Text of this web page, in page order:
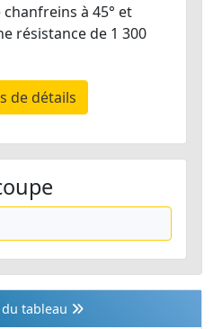
à 45° et
résistance de 1 300
de détails
tableau